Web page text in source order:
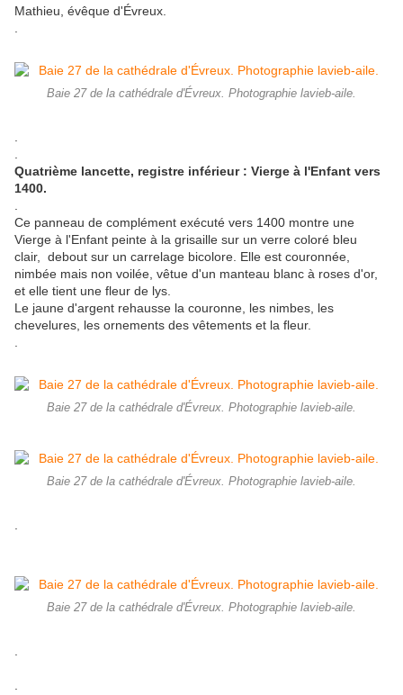
Mathieu, évêque d'Évreux.
Baie 27 de la cathédrale d'Évreux. Photographie lavieb-aile.
Quatrième lancette, registre inférieur : Vierge à l'Enfant vers
1400.
Ce panneau de complément exécuté vers 1400 montre une
Vierge à l'Enfant peinte à la grisaille sur un verre coloré bleu
clair, debout sur un carrelage bicolore. Elle est couronnée,
nimbée mais non voilée, vêtue d'un manteau blanc à roses d'or,
et elle tient une fleur de lys.
Le jaune d'argent rehausse la couronne, les nimbes, les
chevelures, les ornements des vêtements et la fleur.
Baie 27 de la cathédrale d'Évreux. Photographie lavieb-aile.
Baie 27 de la cathédrale d'Évreux. Photographie lavieb-aile.
Baie 27 de la cathédrale d'Évreux. Photographie lavieb-aile.